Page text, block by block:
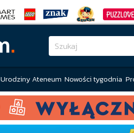
Urodziny Ateneum Nowości tygodnia